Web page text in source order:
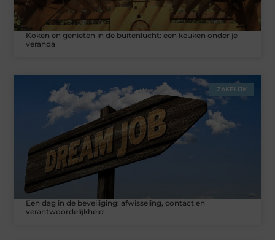
Koken en genieten in de buitenlucht: een keuken onder je
veranda
ZAKELIJK
Een dag in de beveiliging: afwisseling, contact en
verantwoordelijkheid